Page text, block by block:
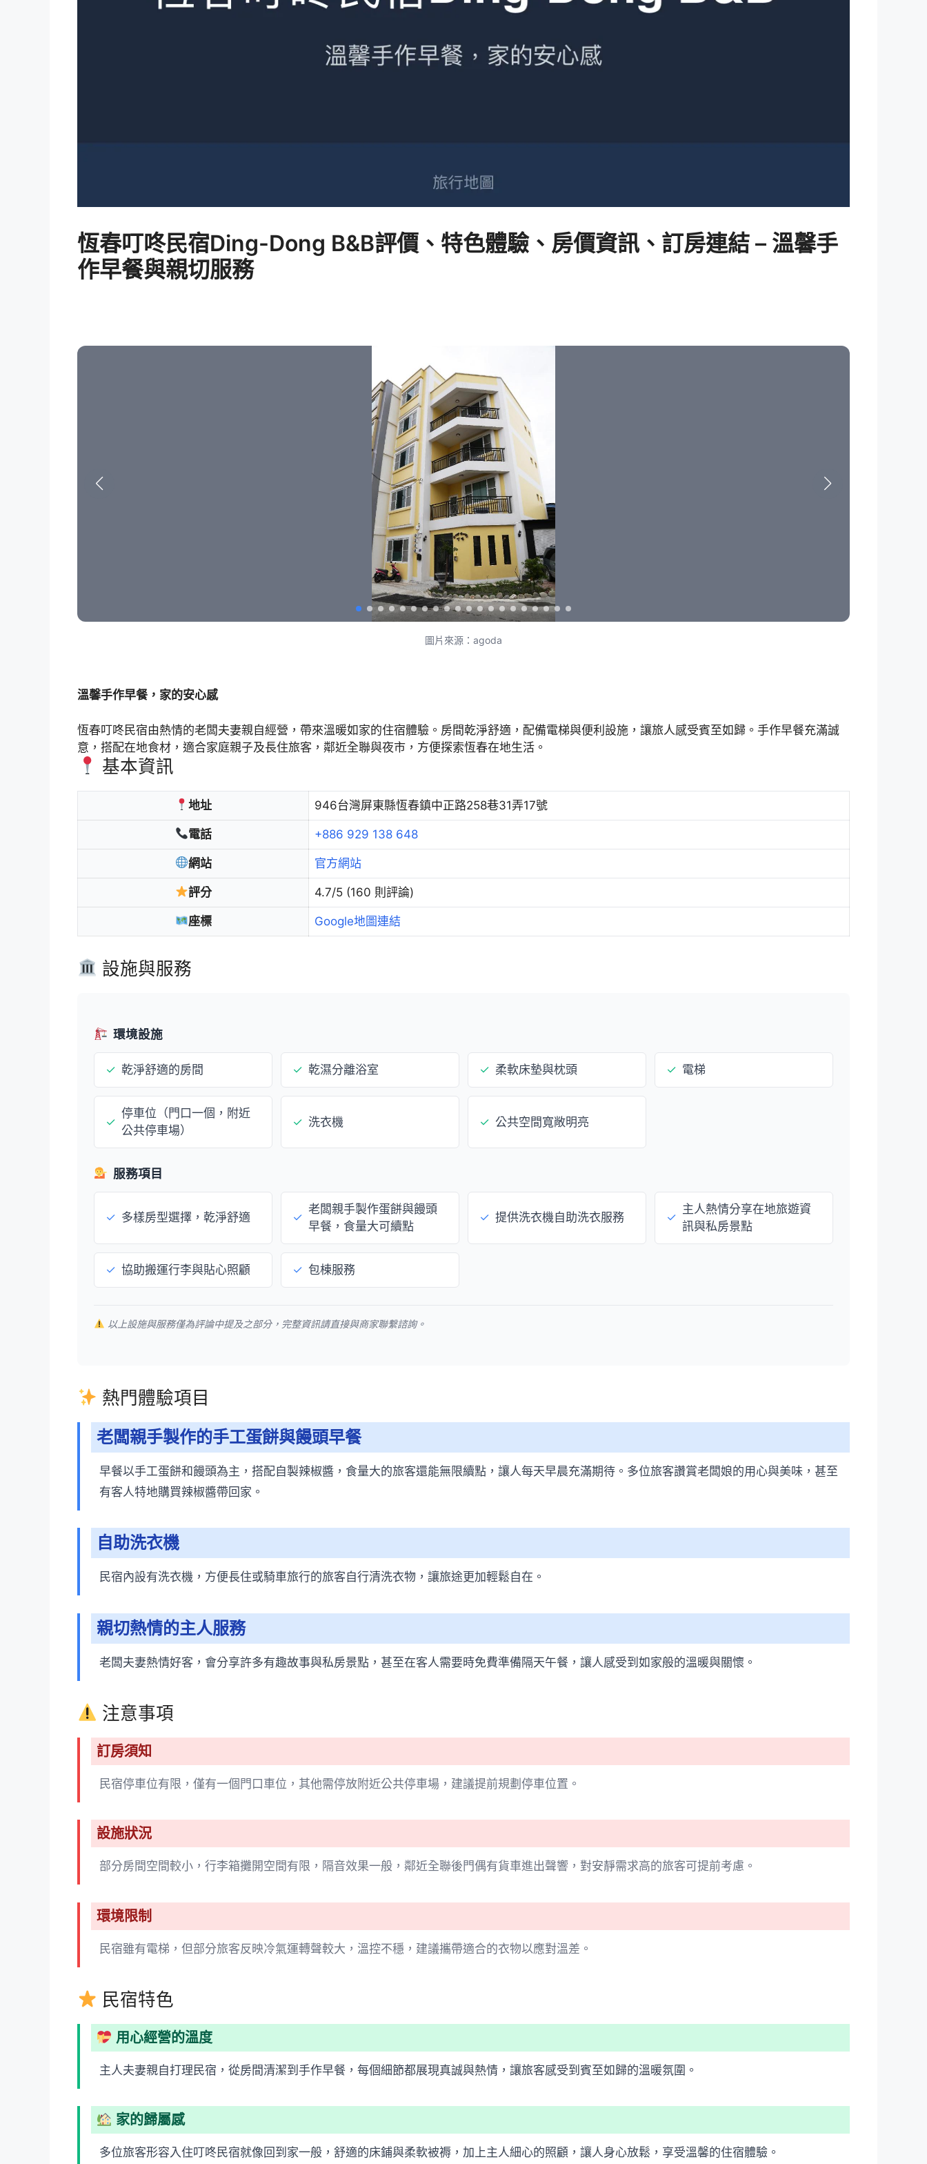
恆春叮咚民宿Ding-Dong B&B評價、特色體驗、房價資訊、訂房連結 – 溫馨手
作早餐與親切服務
圖片來源：agoda
溫馨手作早餐，家的安心感
恆春叮咚民宿由熱情的老闆夫妻親自經營，帶來溫暖如家的住宿體驗。房間乾淨舒適，配備電梯與便利設施，讓旅人感受賓至如歸。手作早餐充滿誠
意，搭配在地食材，適合家庭親子及長住旅客，鄰近全聯與夜市，方便探索恆春在地生活。
基本資訊
地址 946台灣屏東縣恆春鎮中正路258巷31弄17號
電話 +886 929 138 648
網站 官方網站
評分 4.7/5 (160 則評論)
座標 Google地圖連結
設施與服務
環境設施
✓ 乾淨舒適的房間 ✓ 乾濕分離浴室 ✓ 柔軟床墊與枕頭 ✓ 電梯
✓
停車位（門口一個，附近
公共停車場）
✓ 洗衣機 ✓ 公共空間寬敞明亮
服務項目
✓ 多樣房型選擇，乾淨舒適 ✓
老闆親手製作蛋餅與饅頭
早餐，食量大可續點
✓ 提供洗衣機自助洗衣服務 ✓
主人熱情分享在地旅遊資
訊與私房景點
✓ 協助搬運行李與貼心照顧 ✓ 包棟服務
以上設施與服務僅為評論中提及之部分，完整資訊請直接與商家聯繫諮詢。
熱門體驗項目
老闆親手製作的手工蛋餅與饅頭早餐
早餐以手工蛋餅和饅頭為主，搭配自製辣椒醬，食量大的旅客還能無限續點，讓人每天早晨充滿期待。多位旅客讚賞老闆娘的用心與美味，甚至
有客人特地購買辣椒醬帶回家。
自助洗衣機
民宿內設有洗衣機，方便長住或騎車旅行的旅客自行清洗衣物，讓旅途更加輕鬆自在。
親切熱情的主人服務
老闆夫妻熱情好客，會分享許多有趣故事與私房景點，甚至在客人需要時免費準備隔天午餐，讓人感受到如家般的溫暖與關懷。
注意事項
訂房須知
民宿停車位有限，僅有一個門口車位，其他需停放附近公共停車場，建議提前規劃停車位置。
設施狀況
部分房間空間較小，行李箱攤開空間有限，隔音效果一般，鄰近全聯後門偶有貨車進出聲響，對安靜需求高的旅客可提前考慮。
環境限制
民宿雖有電梯，但部分旅客反映冷氣運轉聲較大，溫控不穩，建議攜帶適合的衣物以應對溫差。
民宿特色
用心經營的溫度
主人夫妻親自打理民宿，從房間清潔到手作早餐，每個細節都展現真誠與熱情，讓旅客感受到賓至如歸的溫暖氛圍。
家的歸屬感
多位旅客形容入住叮咚民宿就像回到家一般，舒適的床鋪與柔軟被褥，加上主人細心的照顧，讓人身心放鬆，享受溫馨的住宿體驗。